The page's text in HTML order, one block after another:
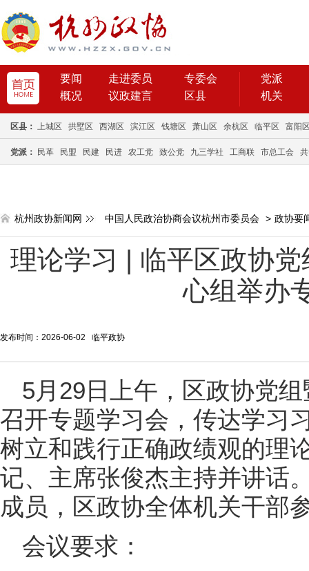
要闻 走进委员
专委会
概况
议政建言 区县
党派
机关
区县： 上城区 拱墅区 西湖区 滨江区 钱塘区 萧山区 余杭区 临平区 富阳
党派： 民革 民盟 民建 民进 农工党 致公党 九三学社 工商联 市总工会
杭州政协新闻网 中国人民政治协商会议杭州市委员会 > 政协要
理论学习 | 临平区政协
心组举办
发布时间：2026-06-02 临平政协
5月29日上午，区政协党
召开专题学习会，传达学习
树立和践行正确政绩观的理
记、主席张俊杰主持并讲话
成员，区政协全体机关干部
会议要求：